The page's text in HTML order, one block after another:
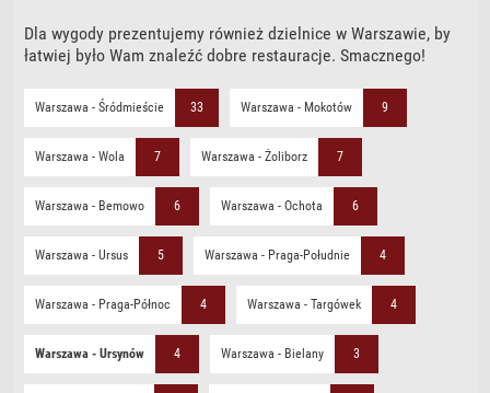
Dla wygody prezentujemy również dzielnice w Warszawie, by
łatwiej było Wam znaleźć dobre restauracje. Smacznego!
Warszawa - Śródmieście 33 Warszawa - Mokotów 9
Warszawa - Wola 7 Warszawa - Żoliborz 7
Warszawa - Bemowo 6 Warszawa - Ochota 6
Warszawa - Ursus 5 Warszawa - Praga-Południe 4
Warszawa - Praga-Północ 4 Warszawa - Targówek 4
Warszawa - Ursynów 4 Warszawa - Bielany 3